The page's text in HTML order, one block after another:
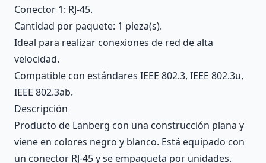
Conector 1: RJ-45.
Cantidad por paquete: 1 pieza(s).
Ideal para realizar conexiones de red de alta
velocidad.
Compatible con estándares IEEE 802.3, IEEE 802.3u,
IEEE 802.3ab.
Descripción
Producto de Lanberg con una construcción plana y
viene en colores negro y blanco. Está equipado con
un conector RJ-45 y se empaqueta por unidades.